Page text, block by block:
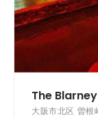
The
大阪市北区 曽